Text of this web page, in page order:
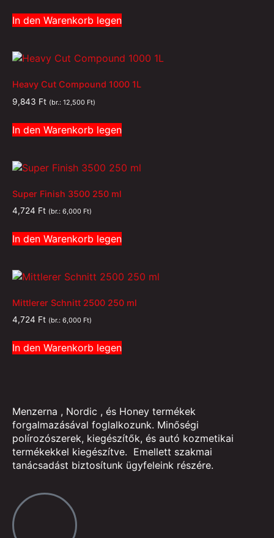
In den Warenkorb legen
Heavy Cut Compound 1000 1L
9,843 Ft (br.: 12,500 Ft)
In den Warenkorb legen
Super Finish 3500 250 ml
4,724 Ft (br.: 6,000 Ft)
In den Warenkorb legen
Mittlerer Schnitt 2500 250 ml
4,724 Ft (br.: 6,000 Ft)
In den Warenkorb legen
Menzerna , Nordic , és Honey termékek
forgalmazásával foglalkozunk. Minőségi
polírozószerek, kiegészítők, és autó kozmetikai
termékekkel kiegészítve. Emellett szakmai
tanácsadást biztosítunk ügyfeleink részére.